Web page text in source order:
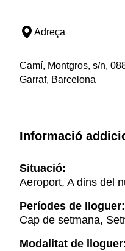
Adreça
Camí, Montgros, s/n,
Garraf, Barcelona
Informació
Situació:
Aeroport, A dins del
Períodes de lloguer:
Cap de setmana,
Modalitat de